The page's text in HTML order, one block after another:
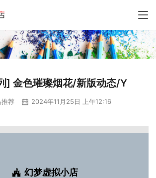
] 金色璀璨烟花/新版动态/Y
推荐 2024年11月25日 上午12:16
幻梦虚拟小店